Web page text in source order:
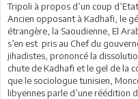
Tripoli à propos d’un coup
Ancien opposant à Kadhafi, le
étrangère, la Saoudienne, El
s’en est pris au Chef du
jihadistes, prononcé la
chute de Kadhafi et le gel de la
que le sociologue tunisien,
libyennes parle d’une réédition